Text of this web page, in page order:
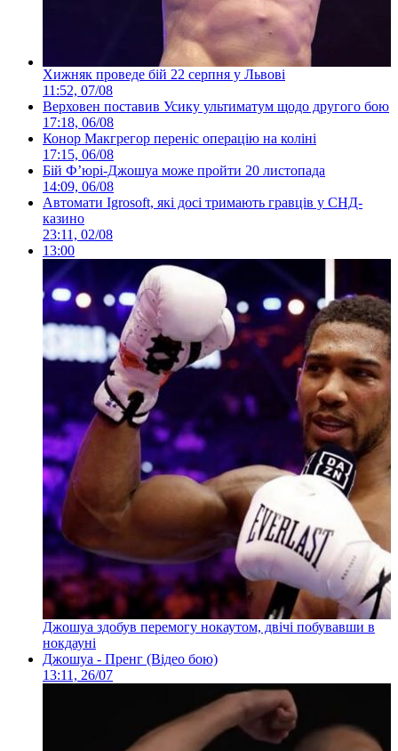
Хижняк проведе бій 22 серпня у Львові
11:52, 07/08
Верховен поставив Усику ультиматум щодо другого бою
17:18, 06/08
Конор Макгрегор переніс операцію на коліні
17:15, 06/08
Бій Ф’юрі-Джошуа може пройти 20 листопада
14:09, 06/08
Автомати Igrosoft, які досі тримають гравців у СНД-
казино
23:11, 02/08
13:00
Джошуа здобув перемогу нокаутом, двічі побувавши в
нокдауні
Джошуа - Пренг (Відео бою)
13:11, 26/07